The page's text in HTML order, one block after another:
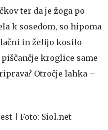
ter da je žoga po
k sosedom, so hipoma
in želijo kosilo
kroglice same
Otročje lahka –